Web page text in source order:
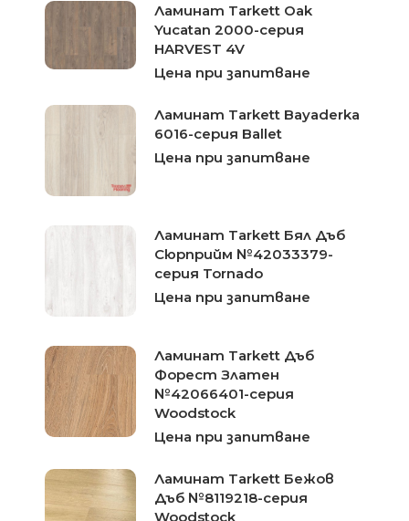
Ламинат Tarkett Oak
Yucatan 2000-серия
HARVEST 4V
Цена при запитване
Ламинат Tarkett Bayaderka
6016-серия Ballet
Цена при запитване
Ламинат Tarkett Бял Дъб
Сюрприйм №42033379-
серия Tornado
Цена при запитване
Ламинат Tarkett Дъб
Форест Златен
№42066401-серия
Woodstock
Цена при запитване
Ламинат Tarkett Бежов
Дъб №8119218-серия
Woodstock